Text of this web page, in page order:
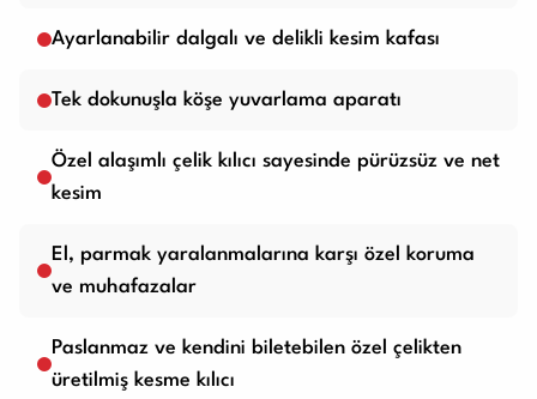
Ayarlanabilir dalgalı ve delikli kesim kafası
Tek dokunuşla köşe yuvarlama aparatı
Özel alaşımlı çelik kılıcı sayesinde pürüzsüz ve net
kesim
El, parmak yaralanmalarına karşı özel koruma
ve muhafazalar
Paslanmaz ve kendini biletebilen özel çelikten
üretilmiş kesme kılıcı